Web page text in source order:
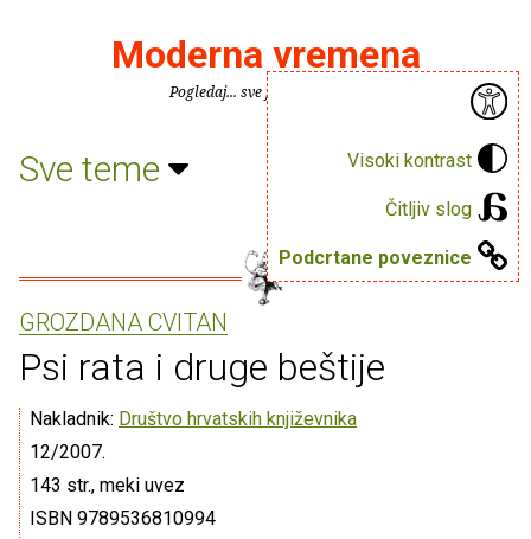
Visoki kontrast
Čitljiv slog
Podcrtane poveznice
Moderna vremena
Pogledaj... sve je puno knjiga.
Sve teme
GROZDANA CVITAN
Psi rata i druge beštije
Nakladnik: Društvo hrvatskih književnika
12/2007.
143 str., meki uvez
ISBN 9789536810994